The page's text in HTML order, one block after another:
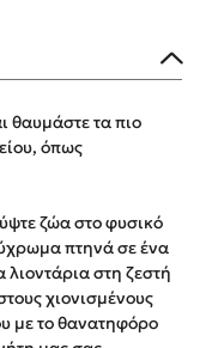
θαυμάστε τα πιο
όπως
ζώα στο φυσικό
πτηνά σε ένα
στη ζεστή
χιονισμένους
με το θανατηφόρο